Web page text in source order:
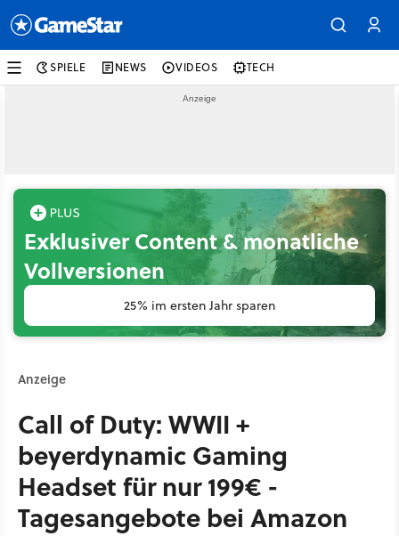
SPIELE NEWS VIDEOS TECH
Exklusiver Content & monatliche
Vollversionen
25% im ersten Jahr sparen
Anzeige
Call of Duty: WWII +
beyerdynamic Gaming
Headset für nur 199€ -
Tagesangebote bei Amazon